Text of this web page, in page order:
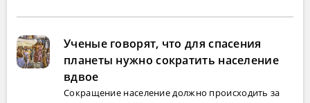
Ученые говорят, что для спасения
планеты нужно сократить население
вдвое
Сокращение население должно происходить за